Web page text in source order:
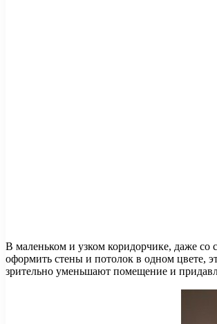
В маленьком и узком коридорчике, даже со
оформить стены и потолок в одном цвете,
зрительно уменьшают помещение и